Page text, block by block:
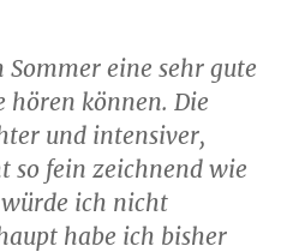
eine sehr gute
hören können. Die
und intensiver,
so fein zeichnend wie
ich nicht
habe ich bisher